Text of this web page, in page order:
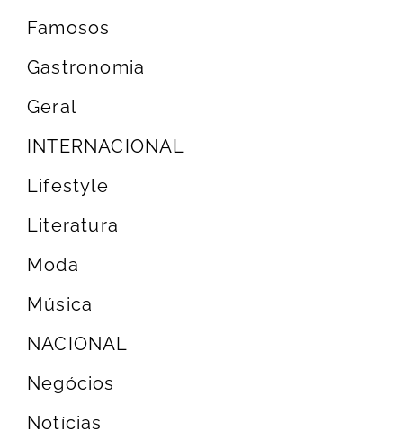
Famosos
Gastronomia
Geral
INTERNACIONAL
Lifestyle
Literatura
Moda
Música
NACIONAL
Negócios
Notícias